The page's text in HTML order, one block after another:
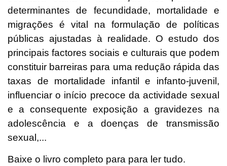
determinantes de fecundidade, mortalidade e
migrações é vital na formulação de políticas
públicas ajustadas à realidade. O estudo dos
principais factores sociais e culturais que podem
constituir barreiras para uma redução rápida das
taxas de mortalidade infantil e infanto-juvenil,
influenciar o início precoce da actividade sexual
e a consequente exposição a gravidezes na
adolescência e a doenças de transmissão
sexual,...
Baixe o livro completo para para ler tudo.